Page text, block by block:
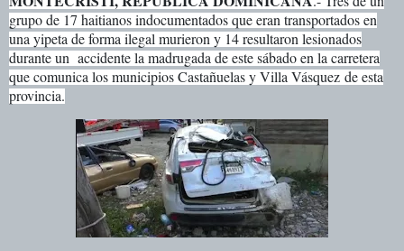
grupo de 17 haitianos indocumentados que eran transportados en
una yipeta de forma ilegal murieron y 14 resultaron lesionados
durante un accidente la madrugada de este sábado en la carretera
que comunica los municipios Castañuelas y Villa Vásquez de esta
provincia.